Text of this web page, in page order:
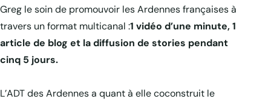
Greg le soin de promouvoir les Ardennes françaises à
travers un format multicanal :1 vidéo d’une minute, 1
article de blog et la diffusion de stories pendant
cinq 5 jours.
L’ADT des Ardennes a quant à elle coconstruit le